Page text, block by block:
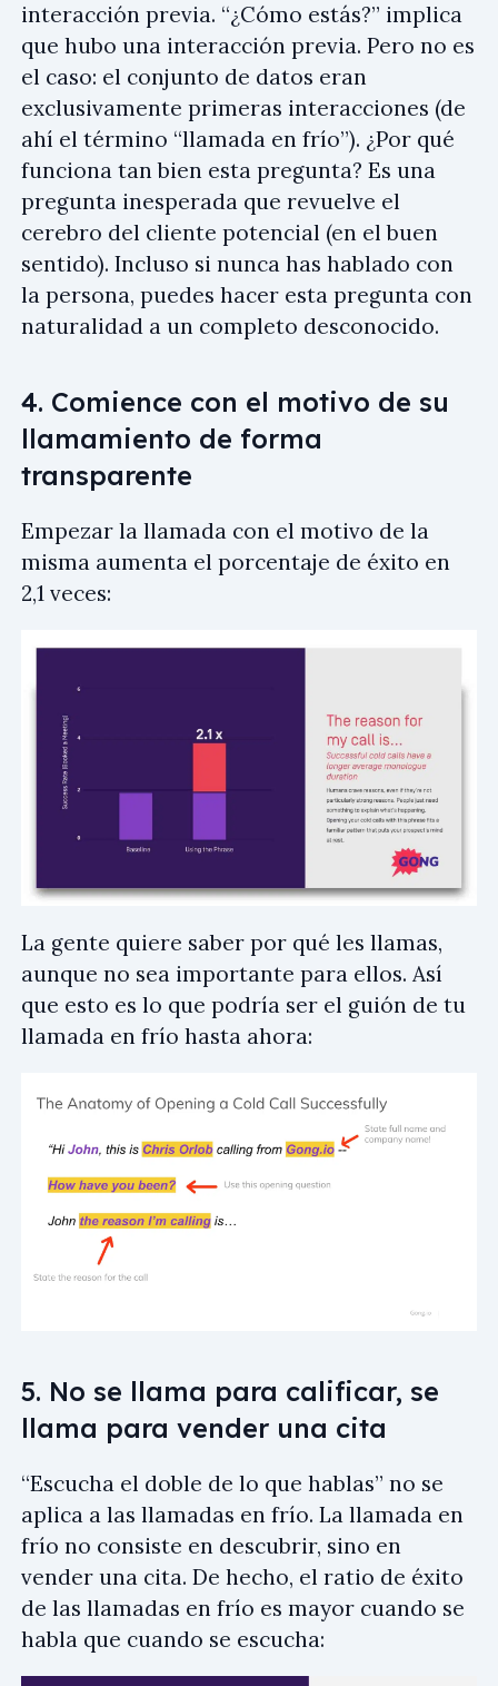
interacción previa. “¿Cómo estás?” implica
que hubo una interacción previa. Pero no es
el caso: el conjunto de datos eran
exclusivamente primeras interacciones (de
ahí el término “llamada en frío”). ¿Por qué
funciona tan bien esta pregunta? Es una
pregunta inesperada que revuelve el
cerebro del cliente potencial (en el buen
sentido). Incluso si nunca has hablado con
la persona, puedes hacer esta pregunta con
naturalidad a un completo desconocido.
4. Comience con el motivo de su
llamamiento de forma
transparente
Empezar la llamada con el motivo de la
misma aumenta el porcentaje de éxito en
2,1 veces:
La gente quiere saber por qué les llamas,
aunque no sea importante para ellos. Así
que esto es lo que podría ser el guión de tu
llamada en frío hasta ahora:
5. No se llama para calificar, se
llama para vender una cita
“Escucha el doble de lo que hablas” no se
aplica a las llamadas en frío. La llamada en
frío no consiste en descubrir, sino en
vender una cita. De hecho, el ratio de éxito
de las llamadas en frío es mayor cuando se
habla que cuando se escucha: